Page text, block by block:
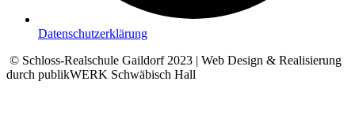
Datenschutzerklärung
© Schloss-Realschule Gaildorf 2023 | Web Design & Realisierung
durch publikWERK Schwäbisch Hall